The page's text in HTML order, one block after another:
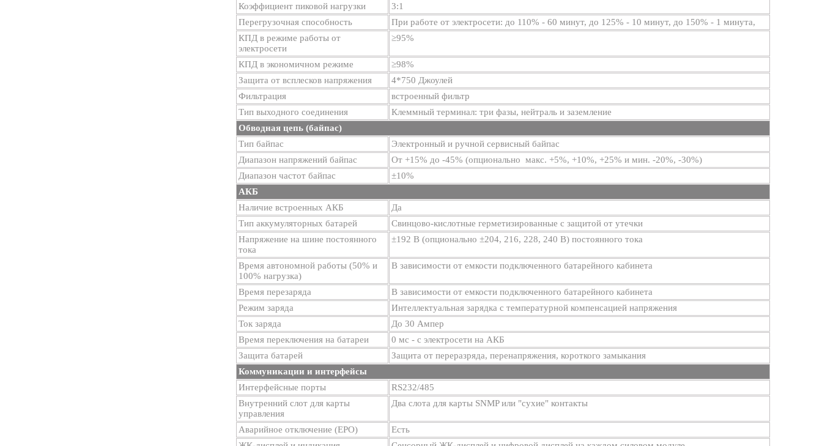
Коэффициент пиковой нагрузки
3:1
Перегрузочная способность
При работе от электросети: до 110% - 60 минут, до 125% - 10 минут, до 150% - 1 минута,
КПД в режиме работы от
электросети
≥95%
КПД в экономичном режиме
≥98%
Защита от всплесков напряжения
4*750 Джоулей
Фильтрация
встроенный фильтр
Тип выходного соединения
Клеммный терминал: три фазы, нейтраль и заземление
Обводная цепь (байпас)
Тип байпас
Электронный и ручной сервисный байпас
Диапазон напряжений байпас
От +15% до -45% (опционально макс. +5%, +10%, +25% и мин. -20%, -30%)
Диапазон частот байпас
±10%
АКБ
Наличие встроенных АКБ
Да
Тип аккумуляторных батарей
Свинцово-кислотные герметизированные с защитой от утечки
Напряжение на шине постоянного
тока
±192 В (опционально ±204, 216, 228, 240 В) постоянного тока
Время автономной работы (50% и
100% нагрузка)
В зависимости от емкости подключенного батарейного кабинета
Время перезаряда
В зависимости от емкости подключенного батарейного кабинета
Режим заряда
Интеллектуальная зарядка с температурной компенсацией напряжения
Ток заряда
До 30 Ампер
Время переключения на батареи
0 мс - с электросети на АКБ
Защита батарей
Защита от переразряда, перенапряжения, короткого замыкания
Коммуникации и интерфейсы
Интерфейсные порты
RS232/485
Внутренний слот для карты
управления
Два слота для карты SNMP или "сухие" контакты
Аварийное отключение (EPO)
Есть